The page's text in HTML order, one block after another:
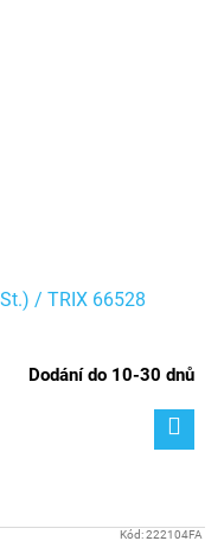
/ TRIX 66528
Dodání do 10-30 dnů
Kód:222104FA